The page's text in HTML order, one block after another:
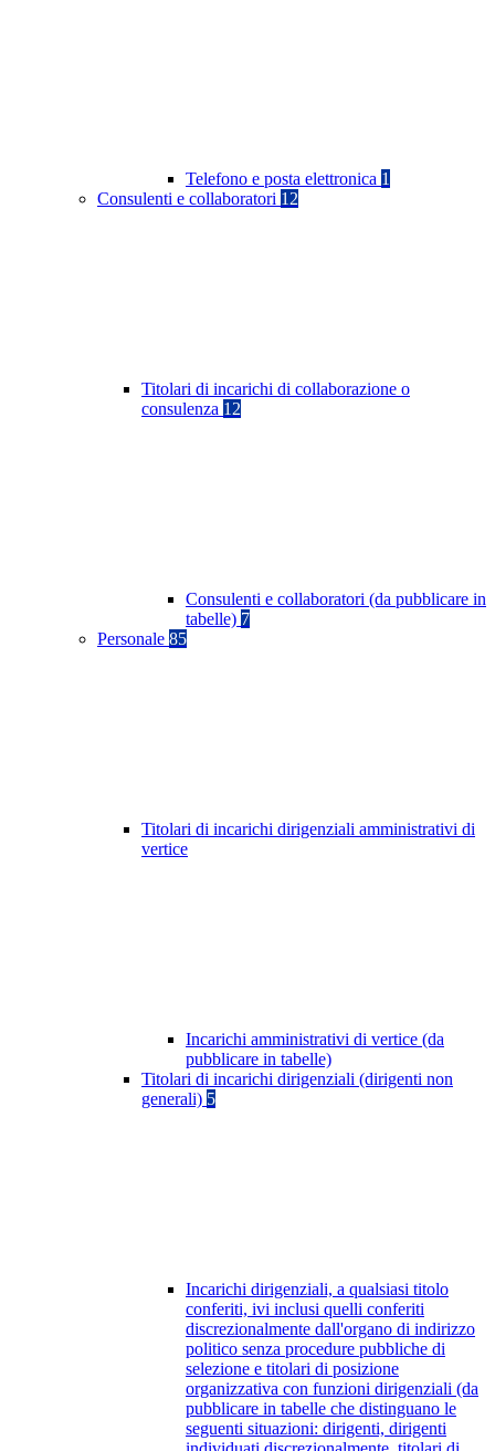
Telefono e posta elettronica 1
Consulenti e collaboratori 12
Titolari di incarichi di collaborazione o
consulenza 12
Consulenti e collaboratori (da pubblicare in
tabelle) 7
Personale 85
Titolari di incarichi dirigenziali amministrativi di
vertice
Incarichi amministrativi di vertice (da
pubblicare in tabelle)
Titolari di incarichi dirigenziali (dirigenti non
generali) 5
Incarichi dirigenziali, a qualsiasi titolo
conferiti, ivi inclusi quelli conferiti
discrezionalmente dall'organo di indirizzo
politico senza procedure pubbliche di
selezione e titolari di posizione
organizzativa con funzioni dirigenziali (da
pubblicare in tabelle che distinguano le
seguenti situazioni: dirigenti, dirigenti